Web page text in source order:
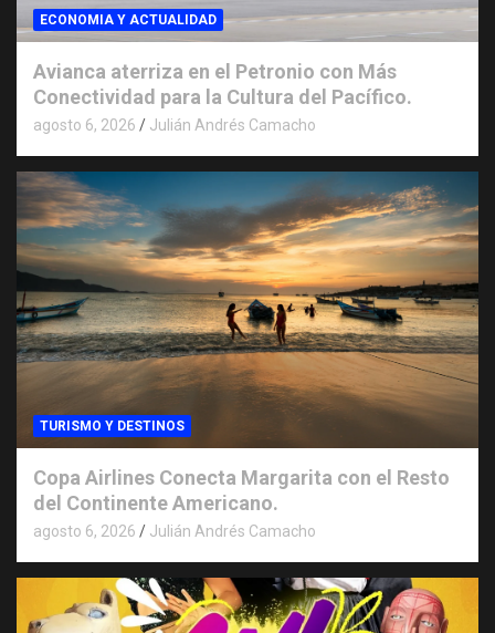
ECONOMIA Y ACTUALIDAD
Avianca aterriza en el Petronio con Más
Conectividad para la Cultura del Pacífico.
agosto 6, 2026 Julián Andrés Camacho
TURISMO Y DESTINOS
Copa Airlines Conecta Margarita con el Resto
del Continente Americano.
agosto 6, 2026 Julián Andrés Camacho